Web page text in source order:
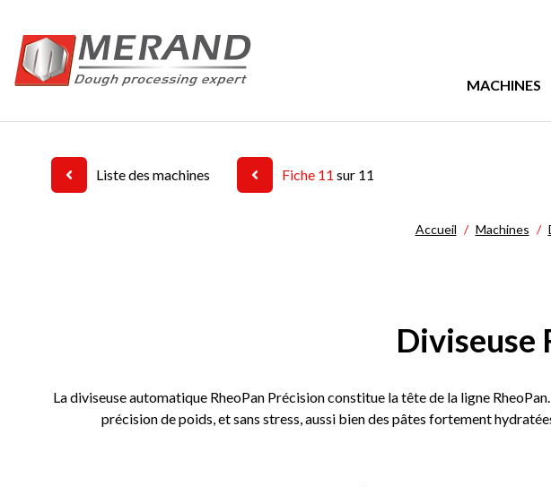
contenu
principal
Menu
:
MACHINES
Liste des machines Fiche 11 sur 11
Accueil Machines
Diviseuse
La diviseuse automatique RheoPan Précision constitue la tête de la ligne
précision de poids, et sans stress, aussi bien des pâtes fortement